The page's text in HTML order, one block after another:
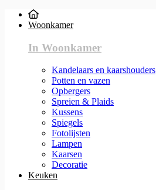
Woonkamer
In Woonkamer
Kandelaars en kaarshouders
Potten en vazen
Opbergers
Spreien & Plaids
Kussens
Spiegels
Fotolijsten
Lampen
Kaarsen
Decoratie
Keuken